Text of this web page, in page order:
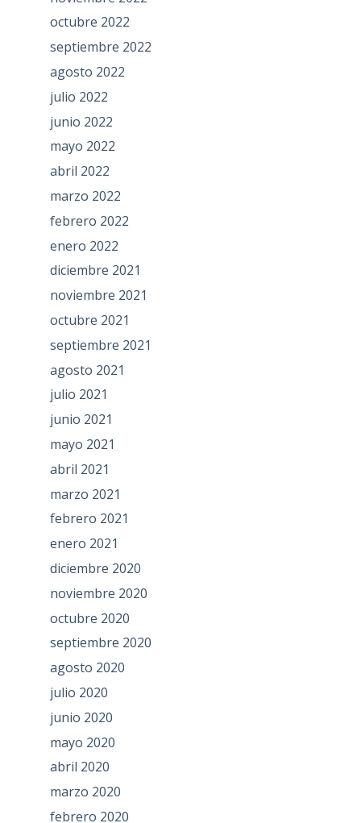
octubre 2022
septiembre 2022
agosto 2022
julio 2022
junio 2022
mayo 2022
abril 2022
marzo 2022
febrero 2022
enero 2022
diciembre 2021
noviembre 2021
octubre 2021
septiembre 2021
agosto 2021
julio 2021
junio 2021
mayo 2021
abril 2021
marzo 2021
febrero 2021
enero 2021
diciembre 2020
noviembre 2020
octubre 2020
septiembre 2020
agosto 2020
julio 2020
junio 2020
mayo 2020
abril 2020
marzo 2020
febrero 2020